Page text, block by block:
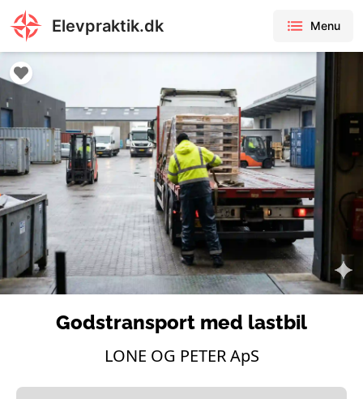
Elevpraktik.dk Menu
Godstransport med lastbil
LONE OG PETER ApS